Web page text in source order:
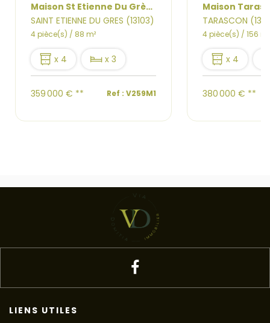
Maison St Etienne Du Grès 3 chambres, 88 m2, terrasse, jardin, 2 parking
SAINT ETIENNE DU GRES (13103)
4 pièce(s) / 88 m²
x 4 x 3
359 000 € ** Ref : V259M1
TARASCON
4 pièce(s) / 156 m²
x 4
380 000 € **
LIENS UTILES